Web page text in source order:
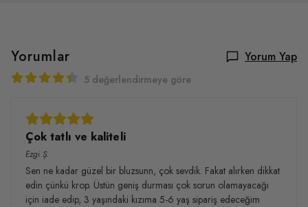
Yorumlar Yorum Yap
5 değerlendirmeye göre
Çok tatlı ve kaliteli
Ezgi Ş.
Sen ne kadar güzel bir bluzsunn, çok sevdik. Fakat alırken dikkat
edin çünkü krop. Üstün geniş durması çok sorun olamayacağı
için iade edip, 3 yaşındaki kızıma 5-6 yaş sipariş edeceğim